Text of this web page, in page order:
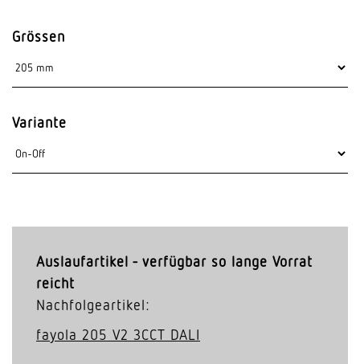
Grössen
Variante
Auslaufartikel - verfügbar so lange Vorrat
reicht
Nachfolgeartikel:
fayola 205 V2 3CCT DALI